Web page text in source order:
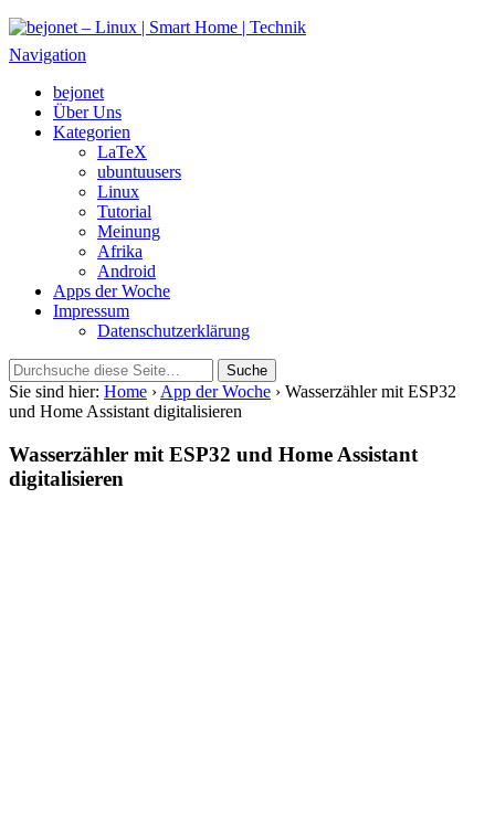
bejonet – Linux | Smart Home | Technik
Das Blog über Technik, Linux und Smart Home
Navigation
bejonet
Über Uns
Kategorien
LaTeX
ubuntuusers
Linux
Tutorial
Meinung
Afrika
Android
Apps der Woche
Impressum
Datenschutzerklärung
Sie sind hier: Home › App der Woche › Wasserzähler mit ESP32
und Home Assistant digitalisieren
Wasserzähler mit ESP32 und Home Assistant
digitalisieren